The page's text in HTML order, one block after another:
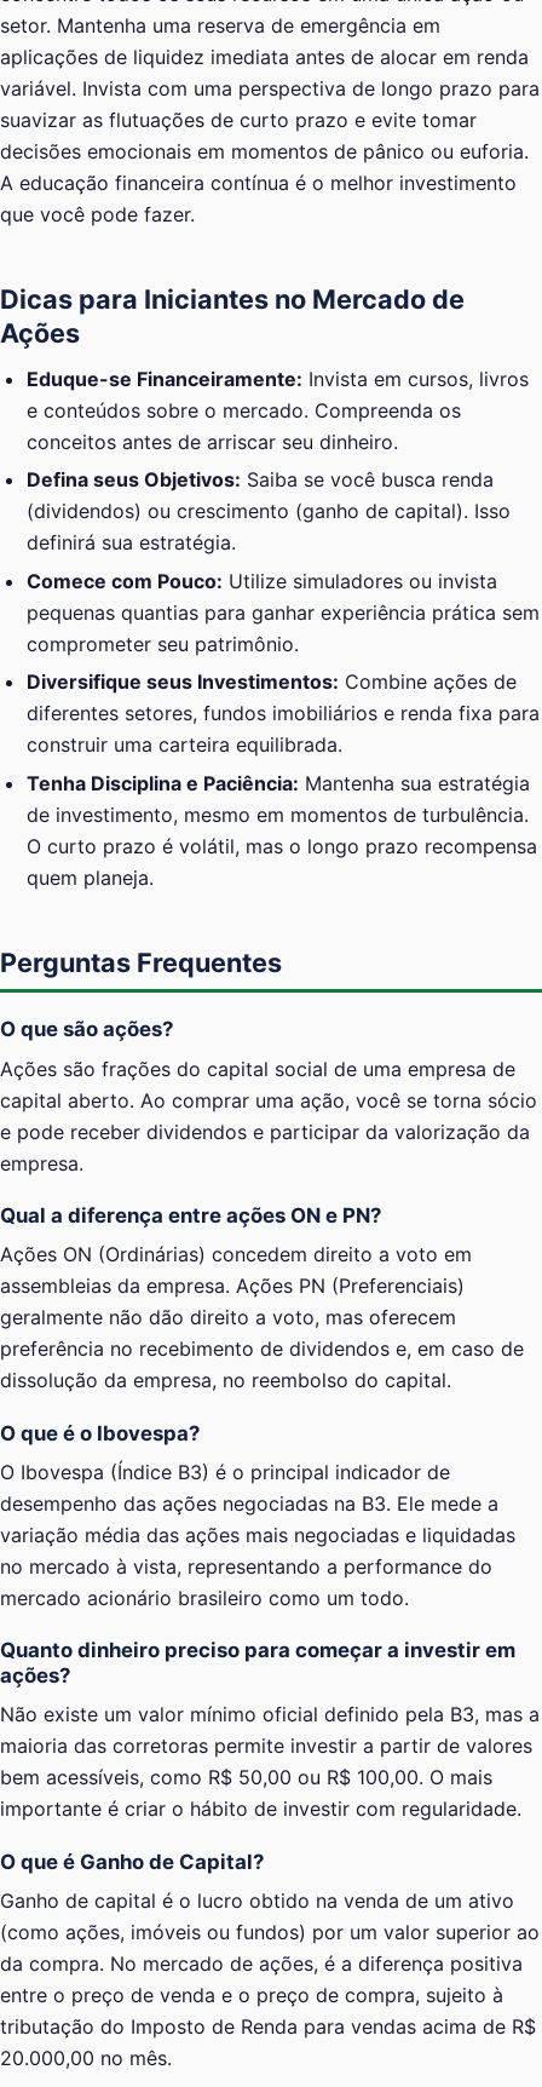
setor. Mantenha uma reserva de emergência em
aplicações de liquidez imediata antes de alocar em renda
variável. Invista com uma perspectiva de longo prazo para
suavizar as flutuações de curto prazo e evite tomar
decisões emocionais em momentos de pânico ou euforia.
A educação financeira contínua é o melhor investimento
que você pode fazer.
Dicas para Iniciantes no Mercado de
Ações
Eduque-se Financeiramente: Invista em cursos, livros
e conteúdos sobre o mercado. Compreenda os
conceitos antes de arriscar seu dinheiro.
Defina seus Objetivos: Saiba se você busca renda
(dividendos) ou crescimento (ganho de capital). Isso
definirá sua estratégia.
Comece com Pouco: Utilize simuladores ou invista
pequenas quantias para ganhar experiência prática sem
comprometer seu patrimônio.
Diversifique seus Investimentos: Combine ações de
diferentes setores, fundos imobiliários e renda fixa para
construir uma carteira equilibrada.
Tenha Disciplina e Paciência: Mantenha sua estratégia
de investimento, mesmo em momentos de turbulência.
O curto prazo é volátil, mas o longo prazo recompensa
quem planeja.
Perguntas Frequentes
O que são ações?
Ações são frações do capital social de uma empresa de
capital aberto. Ao comprar uma ação, você se torna sócio
e pode receber dividendos e participar da valorização da
empresa.
Qual a diferença entre ações ON e PN?
Ações ON (Ordinárias) concedem direito a voto em
assembleias da empresa. Ações PN (Preferenciais)
geralmente não dão direito a voto, mas oferecem
preferência no recebimento de dividendos e, em caso de
dissolução da empresa, no reembolso do capital.
O que é o Ibovespa?
O Ibovespa (Índice B3) é o principal indicador de
desempenho das ações negociadas na B3. Ele mede a
variação média das ações mais negociadas e liquidadas
no mercado à vista, representando a performance do
mercado acionário brasileiro como um todo.
Quanto dinheiro preciso para começar a investir em
ações?
Não existe um valor mínimo oficial definido pela B3, mas a
maioria das corretoras permite investir a partir de valores
bem acessíveis, como R$ 50,00 ou R$ 100,00. O mais
importante é criar o hábito de investir com regularidade.
O que é Ganho de Capital?
Ganho de capital é o lucro obtido na venda de um ativo
(como ações, imóveis ou fundos) por um valor superior ao
da compra. No mercado de ações, é a diferença positiva
entre o preço de venda e o preço de compra, sujeito à
tributação do Imposto de Renda para vendas acima de R$
20.000,00 no mês.